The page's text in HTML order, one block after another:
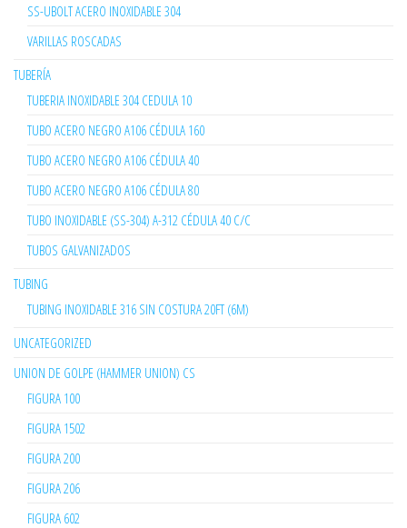
SS-UBOLT ACERO INOXIDABLE 304
VARILLAS ROSCADAS
TUBERÍA
TUBERIA INOXIDABLE 304 CEDULA 10
TUBO ACERO NEGRO A106 CÉDULA 160
TUBO ACERO NEGRO A106 CÉDULA 40
TUBO ACERO NEGRO A106 CÉDULA 80
TUBO INOXIDABLE (SS-304) A-312 CÉDULA 40 C/C
TUBOS GALVANIZADOS
TUBING
TUBING INOXIDABLE 316 SIN COSTURA 20FT (6M)
UNCATEGORIZED
UNION DE GOLPE (HAMMER UNION) CS
FIGURA 100
FIGURA 1502
FIGURA 200
FIGURA 206
FIGURA 602